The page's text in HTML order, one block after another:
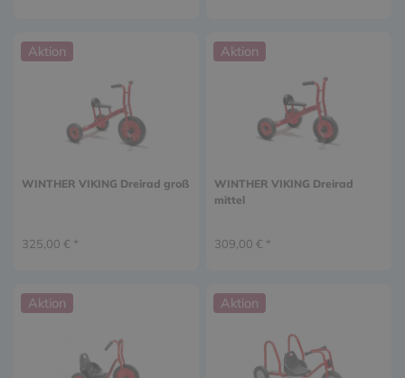
Aktion
WINTHER VIKING Dreirad groß
325,00 € *
Aktion
WINTHER VIKING Dreirad
mittel
309,00 € *
Aktion Aktion